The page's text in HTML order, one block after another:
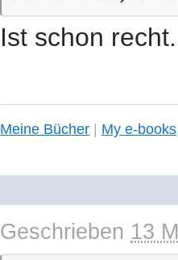
Ist schon recht.
Meine Bücher | My e-books
Geschrieben 13